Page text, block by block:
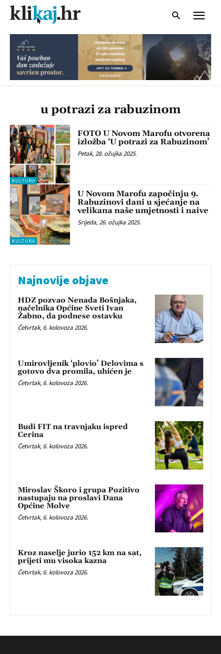
u potrazi za rabuzinom
KULTURA
FOTO U Novom Marofu otvorena
izložba ‘U potrazi za Rabuzinom’
Petak, 28. ožujka 2025.
KULTURA
U Novom Marofu započinju 9.
Rabuzinovi dani u sjećanje na
velikana naše umjetnosti i naive
Srijeda, 26. ožujka 2025.
Najnovije objave
HDZ pozvao Nenada Bošnjaka,
načelnika Općine Sveti Ivan
Žabno, da podnese ostavku
Četvrtak, 6. kolovoza 2026.
Umirovljenik ‘plovio’ Delovima s
gotovo dva promila, uhićen je
Četvrtak, 6. kolovoza 2026.
Budi FIT na travnjaku ispred
Cerina
Četvrtak, 6. kolovoza 2026.
Miroslav Škoro i grupa Pozitivo
nastupaju na proslavi Dana
Općine Molve
Četvrtak, 6. kolovoza 2026.
Kroz naselje jurio 152 km na sat,
prijeti mu visoka kazna
Četvrtak, 6. kolovoza 2026.